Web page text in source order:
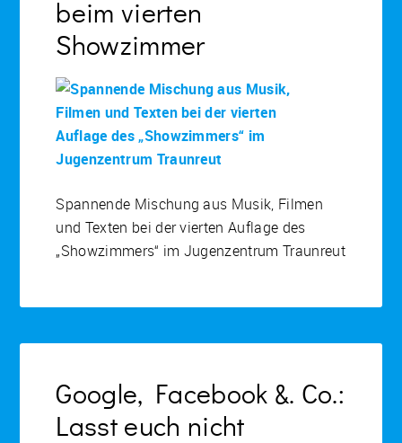
beim vierten
Showzimmer
Spannende Mischung aus Musik, Filmen
und Texten bei der vierten Auflage des
„Showzimmers“ im Jugenzentrum Traunreut
Google, Facebook &. Co.:
Lasst euch nicht